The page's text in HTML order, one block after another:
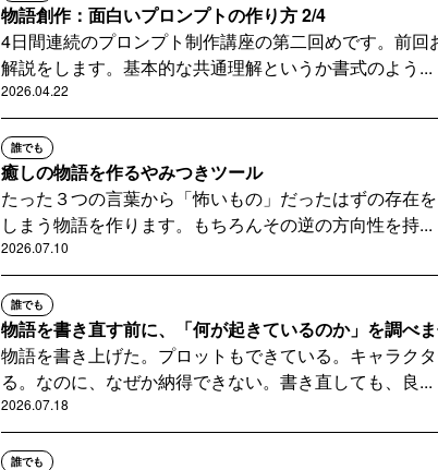
物語創作：面白いプロンプトの作り方 2/4
4日間連続のプロンプト制作講座の第二回めです。前回
解説をします。基本的な共通理解というか書式のよう...
2026.04.22
誰でも
癒しの物語を作るやみつきツール
たった３つの言葉から「怖いもの」だったはずの存在
しまう物語を作ります。もちろんその逆の方向性を持...
2026.07.10
誰でも
物語を書き直す前に、「何が起きているのか」を調べ
物語を書き上げた。プロットもできている。キャラク
る。なのに、なぜか納得できない。書き直しても、良...
2026.07.18
誰でも